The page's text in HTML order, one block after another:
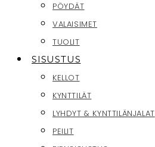
PÖYDÄT
VALAISIMET
TUOLIT
SISUSTUS
KELLOT
KYNTTILÄT
LYHDYT & KYNTTILÄNJALAT
PEILIT